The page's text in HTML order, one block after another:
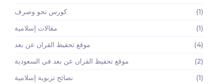
كورس نحو وصرف
(1)
مقالات إسلامية
(1)
موقع تحفيظ القران عن بعد
(4)
موقع تحفيظ القران عن بعد في السعودية
(2)
نصائح تربوية إسلامية
(1)